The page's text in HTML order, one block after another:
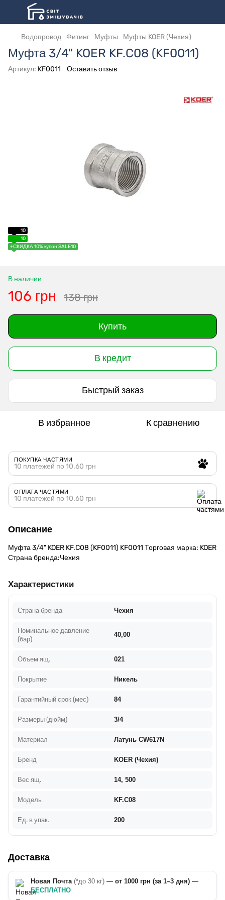
Водопровод Фитинг Муфты Муфты KOER (Чехия)
Муфта 3/4" KOER KF.C08 (KF0011)
Артикул: KF0011 Оставить отзыв
10
10
+СКИДКА 10% купон SALE10
В наличии
106 грн 138 грн
Купить
В кредит
Быстрый заказ
В избранное К сравнению
ПОКУПКА ЧАСТЯМИ
10 платежей по 10.60 грн
ОПЛАТА ЧАСТЯМИ
10 платежей по 10.60 грн
Описание
Муфта 3/4" KOER KF.C08 (KF0011) KF0011 Торговая марка: KOER
Страна бренда:Чехия
Характеристики
Страна бренда Чехия
Номинальное давление
(бар)
40,00
Объем ящ. 021
Покрытие Никель
Гарантийный срок (мес) 84
Размеры (дюйм) 3/4
Материал Латунь CW617N
Бренд KOER (Чехия)
Вес ящ. 14, 500
Модель KF.C08
Ед. в упак. 200
Доставка
Новая Почта (*до 30 кг) — от 1000 грн (за 1–3 дня) —
БЕСПЛАТНО